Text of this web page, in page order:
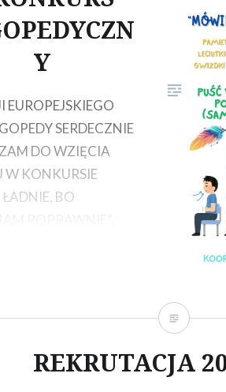
Y
EUROPEJSKIEGO
SERDECZNIE
DO WZIĘCIA
W KONKURSIE
BO
REKRUTACJA